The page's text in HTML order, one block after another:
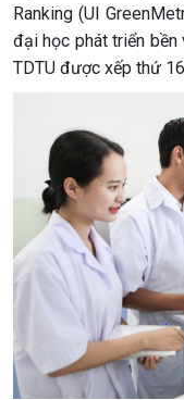
Ranking (UI
đại học phát triển
TDTU được xếp thứ